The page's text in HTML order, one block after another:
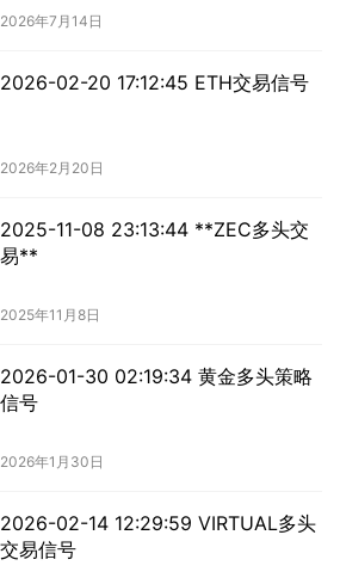
2026年7月14日
2026-02-20 17:12:45 ETH交易信号
2026年2月20日
2025-11-08 23:13:44 **ZEC多头交
易**
2025年11月8日
2026-01-30 02:19:34 黄金多头策略
信号
2026年1月30日
2026-02-14 12:29:59 VIRTUAL多头
交易信号